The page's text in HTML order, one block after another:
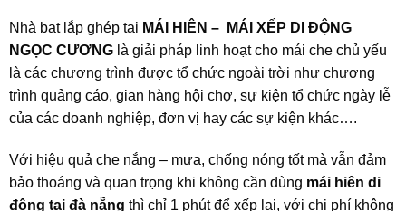
Nhà bạt lắp ghép tại MÁI HIÊN – MÁI XẾP DI ĐỘNG
NGỌC CƯƠNGlà giải pháp linh hoạt cho mái che chủ yếu
là các chương trình được tổ chức ngoài trời như chương
trình quảng cáo, gian hàng hội chợ, sự kiện tổ chức ngày lễ
của các doanh nghiệp, đơn vị hay các sự kiện khác….
Với hiệu quả che nắng – mưa, chống nóng tốt mà vẫn đảm
bảo thoáng và quan trọng khi không cần dùng mái hiên di
động tại đà nẵng thì chỉ 1 phút để xếp lại, với chi phí không